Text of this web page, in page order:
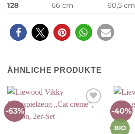
128
66 cm 60,5 cm
ÄHNLICHE PRODUKTE
-63% -40%
BIO